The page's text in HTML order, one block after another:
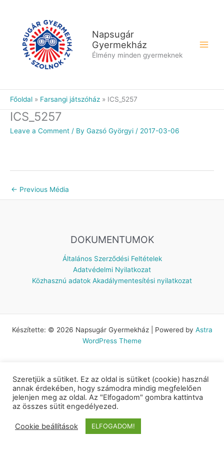
Napsugár
Gyermekház
Élmény minden gyermeknek
Főoldal Farsangi játszóház ICS_5257
ICS_5257
Leave a Comment / By Gazsó Györgyi / 2017-03-06
← Previous Média
DOKUMENTUMOK
Általános Szerződési Feltételek
Adatvédelmi Nyilatkozat
Közhasznú adatok Akadálymentesítési nyilatkozat
Készítette: © 2026 Napsugár Gyermekház | Powered by Astra
WordPress Theme
Szeretjük a sütiket. Ez az oldal is sütiket (cookie) használ
annak érdekében, hogy számodra mindig megfelelően
jelenjen meg az oldal. Az "Elfogadom" gombra kattintva
az összes sütit engedélyezed.
Cookie beállítások ELFOGADOM!